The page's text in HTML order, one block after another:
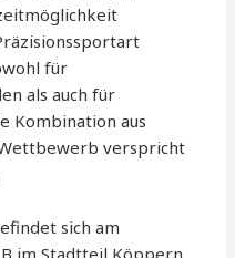
für
als auch für
Kombination aus
verspricht
sich am
im Stadtteil Köppern